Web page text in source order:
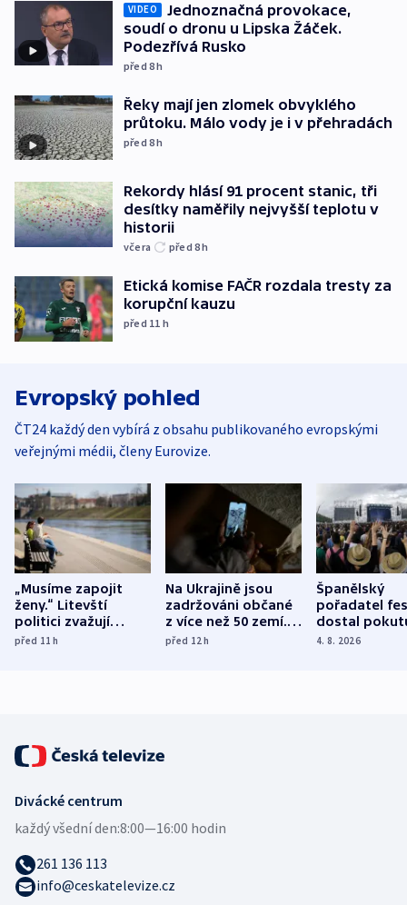
VIDEO
Jednoznačná provokace,
soudí o dronu u Lipska Žáček.
Podezřívá Rusko
před 8h
Řeky mají jen zlomek obvyklého
průtoku. Málo vody je i v přehradách
před 8h
Rekordy hlásí 91 procent stanic, tři
desítky naměřily nejvyšší teplotu v
historii
včera před 8h
Etická komise FAČR rozdala tresty za
korupční kauzu
před 11 h
Evropský pohled
ČT24 každý den vybírá z obsahu publikovaného evropskými
veřejnými médii, členy Eurovize.
„Musíme zapojit
ženy.“ Litevští
politici zvažují
dohodu o
před 11h
Na Ukrajině jsou
zadržováni občané
z více než 50 zemí.
Bojovali na straně
před 12h
Španělský
pořadatel
dostal
nekalé
4. 8. 2026
Divácké centrum
každý všední den:8:00—16:00 hodin
261 136 113
info@ceskatelevize.cz